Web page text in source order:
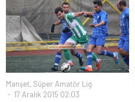
Manşet, Süper Amatör Lig
17 Aralık 2015 02:03